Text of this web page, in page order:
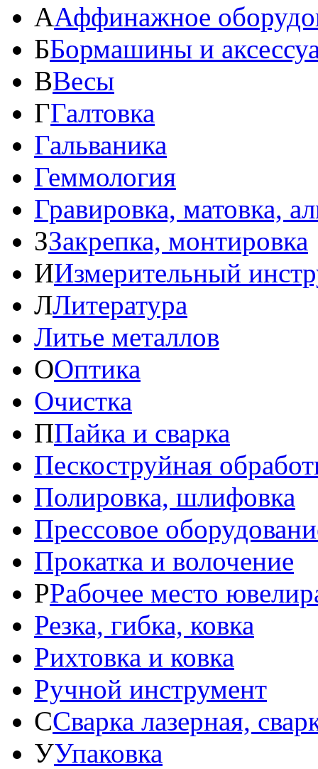
ААффинажное
ББормашины и
ВВесы
ГГалтовка
Гальваника
Геммология
Гравировка, матовка,
ЗЗакрепка, монтировка
ИИзмерительный
ЛЛитература
Литье металлов
ООптика
Очистка
ППайка и сварка
Пескоструйная
Полировка, шлифовка
Прессовое
Прокатка и волочение
РРабочее место
Резка, гибка, ковка
Рихтовка и ковка
Ручной инструмент
ССварка лазерная,
УУпаковка